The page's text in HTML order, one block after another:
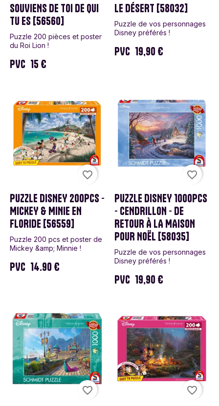
SOUVIENS DE TOI DE QUI
TU ES [56560]
Puzzle 200 pièces et poster
du Roi Lion !
PVC 15 €
LE DÉSERT [58032]
Puzzle de vos personnages
Disney préférés !
PVC 19,90 €
PUZZLE DISNEY 200PCS -
MICKEY & MINIE EN
FLORIDE [56559]
Puzzle 200 pcs et poster de
Mickey &amp; Minnie !
PVC 14.90 €
favorite_border
PUZZLE DISNEY 1000PCS
- CENDRILLON - DE
RETOUR À LA MAISON
POUR NOËL [58035]
Puzzle de vos personnages
Disney préférés !
PVC 19,90 €
favorite_border
favorite_border favorite_border